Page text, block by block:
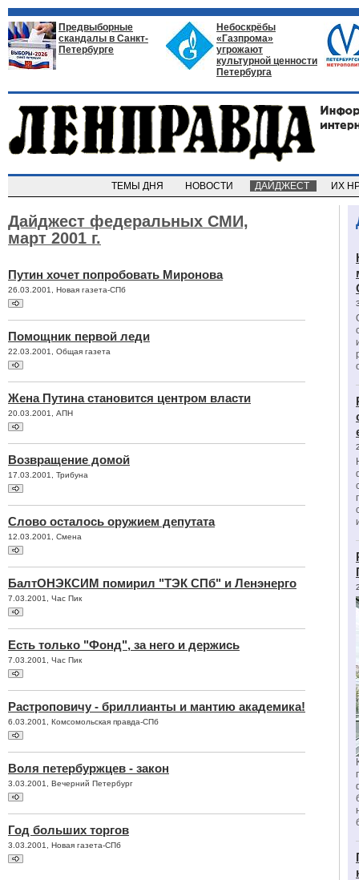
Предвыборные
скандалы в Санкт-
Петербурге
Небоскрёбы
«Газпрома»
угрожают
культурной ценности
Петербурга
ТЕМЫ ДНЯ НОВОСТИ ДАЙДЖЕСТ ИХ
Дайджест федеральных СМИ,
март 2001 г.
Путин хочет попробовать Миронова
26.03.2001, Новая газета-СПб
Помощник первой леди
22.03.2001, Общая газета
Жена Путина становится центром власти
20.03.2001, АПН
Возвращение домой
17.03.2001, Трибуна
Слово осталось оружием депутата
12.03.2001, Смена
БалтОНЭКСИМ помирил "ТЭК СПб" и Ленэнерго
7.03.2001, Час Пик
Есть только "Фонд", за него и держись
7.03.2001, Час Пик
Растроповичу - бриллианты и мантию академика!
6.03.2001, Комсомольская правда-СПб
Воля петербуржцев - закон
3.03.2001, Вечерний Петербург
Год больших торгов
3.03.2001, Новая газета-СПб